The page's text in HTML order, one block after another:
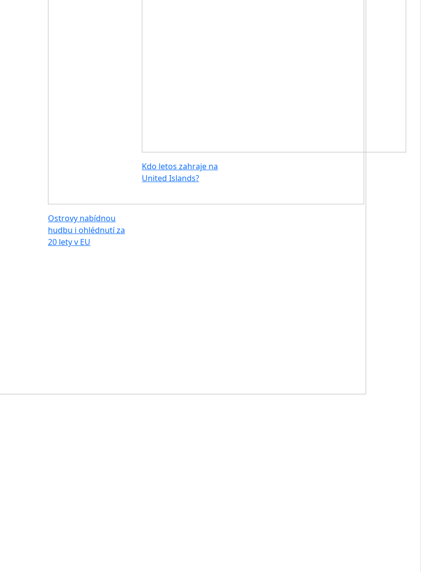
Ostrovy nabídnou
hudbu i ohlédnutí za
20 lety v EU
Kdo letos zahraje na
United Islands?